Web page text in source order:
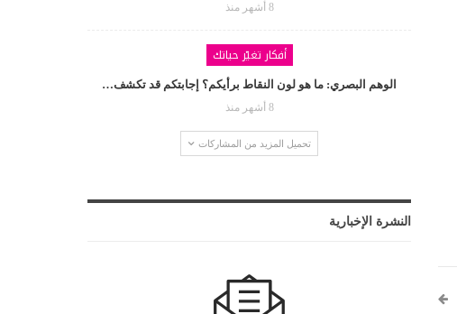
8 أشهر منذ
أفكار تغيّر حياتك
الوهم البصري: ما هو لون النقاط برأيكم؟ إجابتكم قد تكشف…
8 أشهر منذ
تحميل المزيد من المشاركات
النشرة الإخبارية